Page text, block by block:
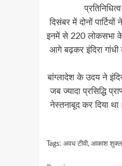
दिसंबर में दोनों
इनमें से 220 लोकसभा के
आगे बढ़कर इंदिरा
बांग्लादेश के उदय ने
जब ज्यादा प्रसिद्धि
नेस्तनाबूद कर दिया
Tags: अवध टीवी, आकाश